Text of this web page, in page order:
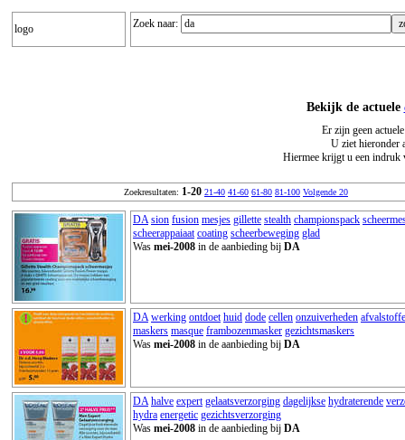
logo Zoek naar:
Bekijk de actuele
Er zijn geen
U ziet hieronder
Hiermee krijgt u een indruk
Zoekresultaten: 1-20 21-40 41-60 61-80 81-100 Volgende 20
DA sion fusion mesjes gillette stealth championspack
scheerappaiaat coating scheerbeweging glad
Was mei-2008 in de aanbieding bij DA
DA werking ontdoet huid dode cellen onzuiverheden
maskers masque frambozenmasker gezichtsmaskers
Was mei-2008 in de aanbieding bij DA
DA halve expert gelaatsverzorging dagelijkse hydraterende
hydra energetic gezichtsverzorging
Was mei-2008 in de aanbieding bij DA